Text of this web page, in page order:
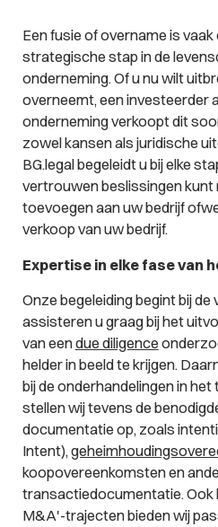
Een fusie of overname is vaak
strategische stap in de
onderneming. Of u nu wilt
overneemt, een investeerder
onderneming verkoopt dit
zowel kansen als juridische
BG.legal begeleidt u bij elke
vertrouwen beslissingen kunt
toevoegen aan uw bedrijf
verkoop van uw bedrijf.
Expertise in elke fase van
Onze begeleiding begint bij de
assisteren u graag bij het
van eendue diligence
helder in beeld te krijgen.
bij de onderhandelingen in
stellen wij tevens de
documentatie op, zoals
Intent),
koopovereenkomsten en
transactiedocumentatie.
M&A'-trajecten bieden wij